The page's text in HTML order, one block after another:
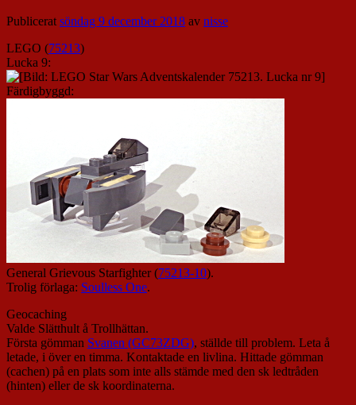
Publiceratsöndag 9 december 2018 av nisse
LEGO (75213)
Lucka 9:
Färdigbyggd:
General Grievous Starfighter (75213-10).
Trolig förlaga: Soulless One.
Geocaching
Valde Slätthult å Trollhättan.
Första gömman Svanen (GC73ZDG), ställde till problem. Leta å
letade, i över en timma. Kontaktade en livlina. Hittade gömman
(cachen) på en plats som inte alls stämde med den sk ledtråden
(hinten) eller de sk koordinaterna.